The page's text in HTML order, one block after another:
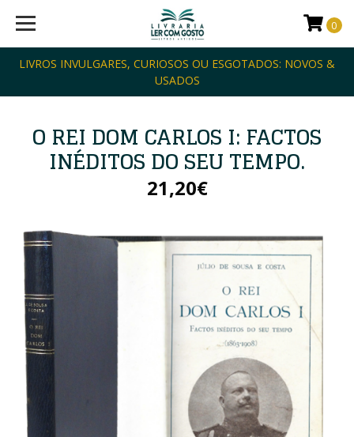
LIVROS INVULGARES, CURIOSOS OU ESGOTADOS: NOVOS &
USADOS
0
O REI DOM CARLOS I: FACTOS
INÉDITOS DO SEU TEMPO.
21,20€